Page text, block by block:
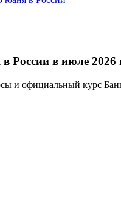
России в июле 2026
и официальный курс